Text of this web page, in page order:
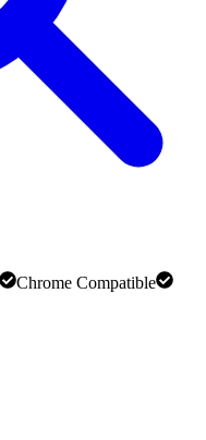
Chrome Compatible